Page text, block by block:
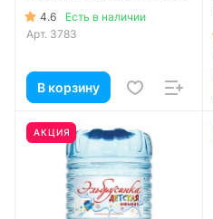
4.6
Есть в наличии
Арт. 3783
В корзину
АКЦИЯ